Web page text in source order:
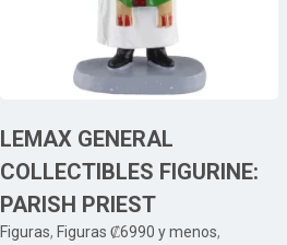
LEMAX GENERAL
COLLECTIBLES FIGURINE:
PARISH PRIEST
Figuras, Figuras ₡6990 y menos,